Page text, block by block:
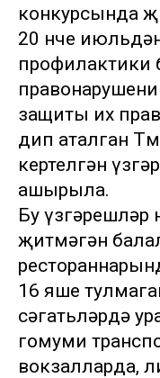
конкурсында
20 нче
профилактики
защиты их
дип аталган
кертелгән
ашырыла.
Бу үзгәрешләр
җитмәгән
16 яше
сәгатьләрдә
гомуми
вокзалларда,